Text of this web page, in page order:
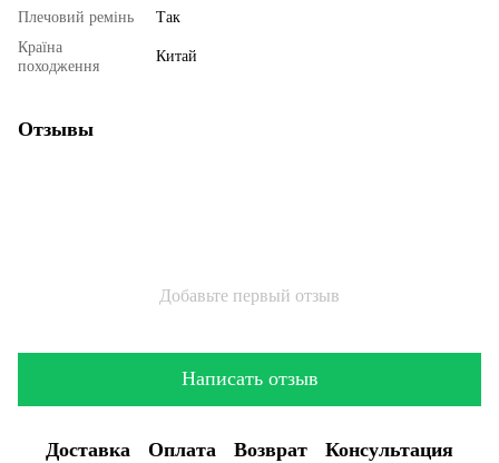
Плечовий ремінь
Так
Країна
походження
Китай
Отзывы
Добавьте первый отзыв
Написать отзыв
Доставка Оплата Возврат Консультация